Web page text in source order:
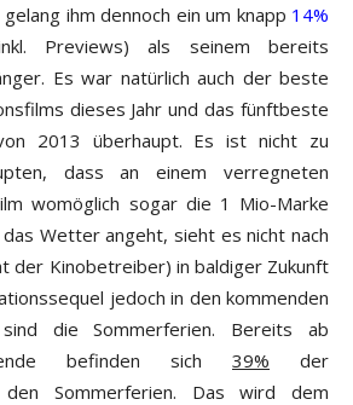
ihm dennoch ein um knapp 14%
Previews) als seinem bereits
Es war natürlich auch der beste
dieses Jahr und das fünftbeste
2013 überhaupt. Es ist nicht zu
dass an einem verregneten
womöglich sogar die 1 Mio-Marke
Wetter angeht, sieht es nicht nach
der Kinobetreiber) in baldiger Zukunft
jedoch in den kommenden
die Sommerferien. Bereits ab
befinden sich 39% der
den Sommerferien. Das wird dem